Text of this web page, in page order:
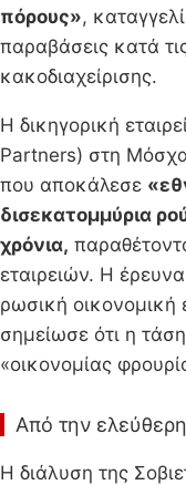
πόρους»,
παραβάσεις κατά
κακοδιαχείρισης.
Η δικηγορική
Partners) στη
που αποκάλεσε
δισεκατομμύρια
χρόνια,
εταιρειών. Η
ρωσική οικονομική
σημείωσε ότι η
«οικονομίας
Από την
Η διάλυση της